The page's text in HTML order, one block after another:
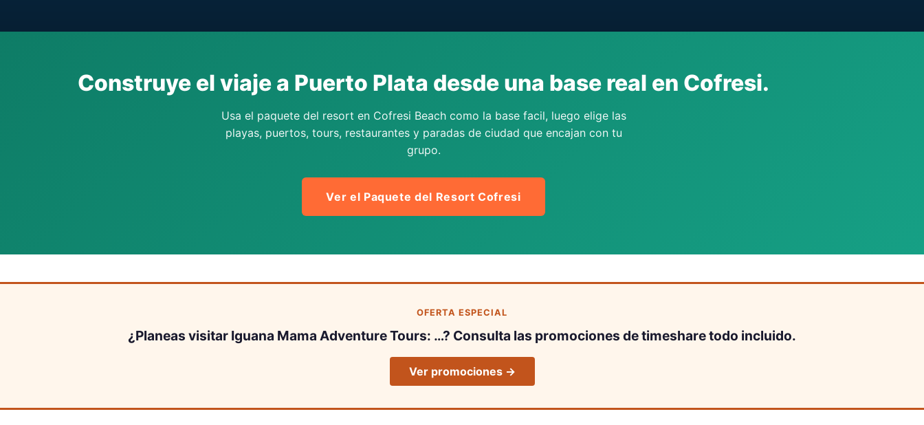
Construye el viaje a Puerto Plata desde una base real en Cofresi.
Usa el paquete del resort en Cofresi Beach como la base facil, luego elige las
playas, puertos, tours, restaurantes y paradas de ciudad que encajan con tu
grupo.
Ver el Paquete del Resort Cofresi
OFERTA ESPECIAL
¿Planeas visitar Iguana Mama Adventure Tours: …? Consulta las promociones de timeshare todo incluido.
Ver promociones →